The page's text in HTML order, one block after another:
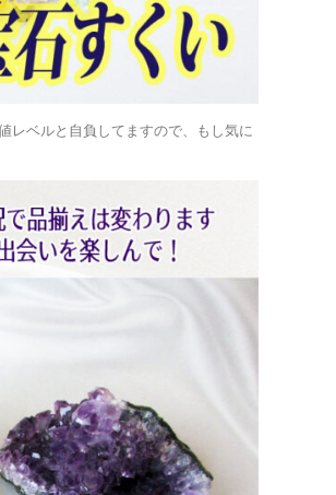
レベルと自負してますので、もし気に